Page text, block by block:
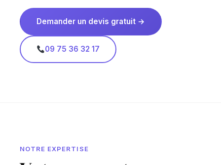
Demander un devis gratuit →
09 75 36 32 17
NOTRE EXPERTISE